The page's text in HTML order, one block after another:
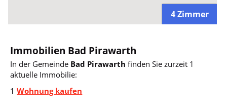
4 Zimmer
Immobilien Bad Pirawarth
In der Gemeinde Bad Pirawarth finden Sie zurzeit 1
aktuelle Immobilie:
1Wohnung kaufen